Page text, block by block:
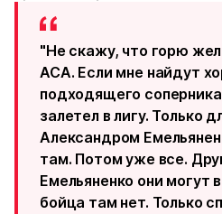
"Не скажу, что горю
ACA. Если мне найдут
подходящего
залетел в лигу. Только
Александром
там. Потом уже все.
Емельяненко они могут
бойца там нет. Только